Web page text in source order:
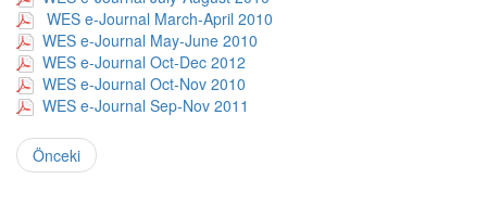
WES e-Journal March-April 2010
WES e-Journal May-June 2010
WES e-Journal Oct-Dec 2012
WES e-Journal Oct-Nov 2010
WES e-Journal Sep-Nov 2011
Önceki